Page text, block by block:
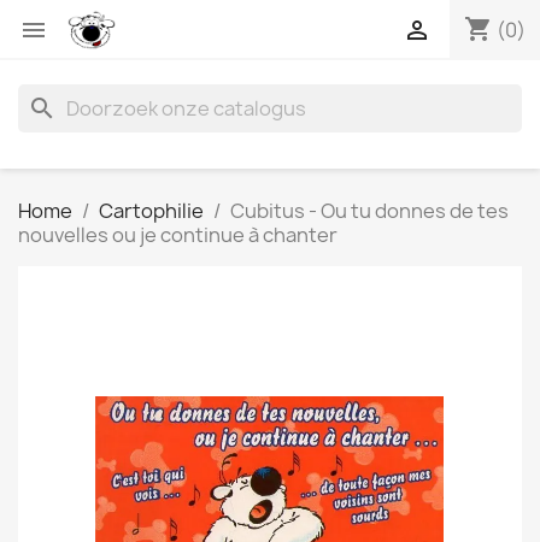
 shopping_cart (0)

search
Home Cartophilie
Cubitus - Ou tu donnes de tes
nouvelles ou je continue à chanter